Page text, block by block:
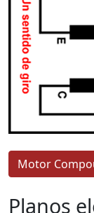
Motor
Planos